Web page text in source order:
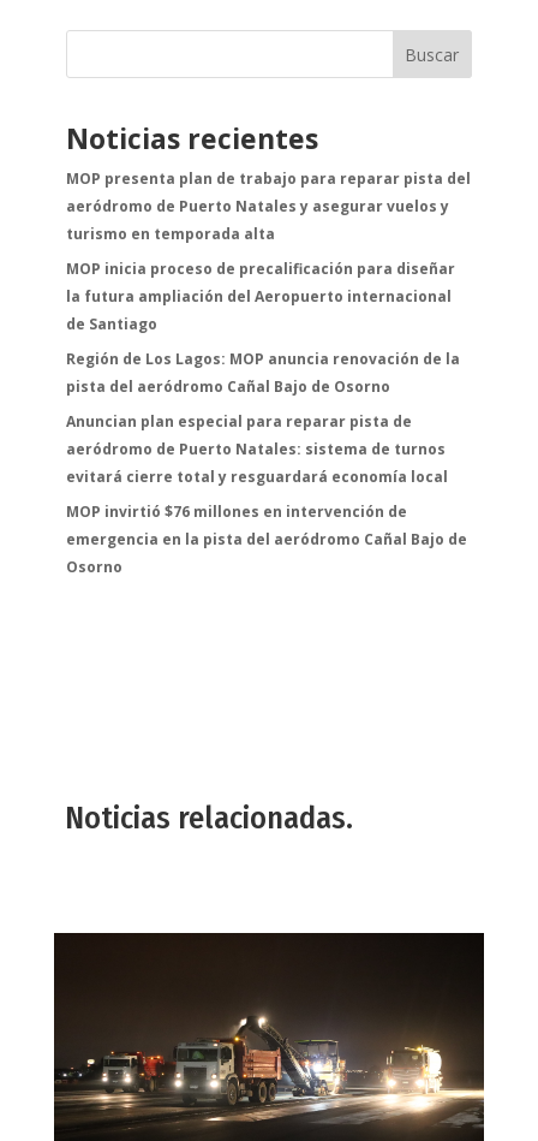
Buscar
Noticias recientes
MOP presenta plan de trabajo para reparar pista del
aeródromo de Puerto Natales y asegurar vuelos y
turismo en temporada alta
MOP inicia proceso de precalificación para diseñar
la futura ampliación del Aeropuerto internacional
de Santiago
Región de Los Lagos: MOP anuncia renovación de la
pista del aeródromo Cañal Bajo de Osorno
Anuncian plan especial para reparar pista de
aeródromo de Puerto Natales: sistema de turnos
evitará cierre total y resguardará economía local
MOP invirtió $76 millones en intervención de
emergencia en la pista del aeródromo Cañal Bajo de
Osorno
Noticias relacionadas.